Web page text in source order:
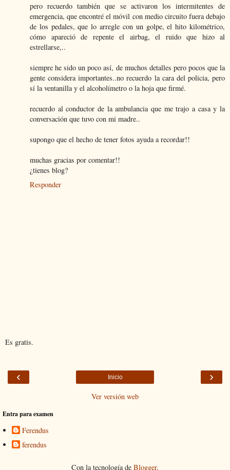
pero recuerdo también que se activaron los intermitentes de
emergencia, que encontré el móvil con medio circuito fuera debajo
de los pedales, que lo arregle con un golpe, el hito kilométrico,
cómo apareció de repente el airbag, el ruido que hizo al
estrellarse,..
siempre he sido un poco así, de muchos detalles pero pocos que la
gente considera importantes..no recuerdo la cara del policia, pero
sí la ventanilla y el alcoholímetro o la hoja que firmé.
recuerdo al conductor de la ambulancia que me trajo a casa y la
conversación que tuvo con mi madre..
supongo que el hecho de tener fotos ayuda a recordar!!
muchas gracias por comentar!!
¿tienes blog?
Responder
Es gratis.
‹ ›
Inicio
Ver versión web
Entra para examen
Ferendus
ferendus
Con la tecnología de Blogger.